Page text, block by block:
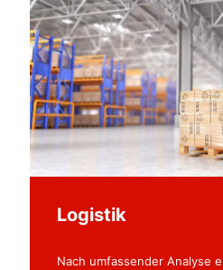
Logistik
Nach umfassender Analyse